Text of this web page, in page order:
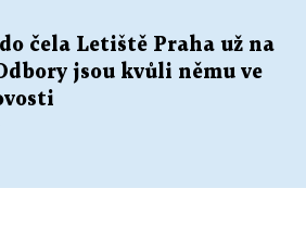
čela Letiště Praha už na
jsou kvůli němu ve